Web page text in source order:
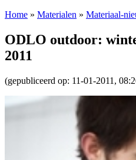
Home » Materialen » Materiaal-
ODLO outdoor:
2011
(gepubliceerd op: 11-01-2011,